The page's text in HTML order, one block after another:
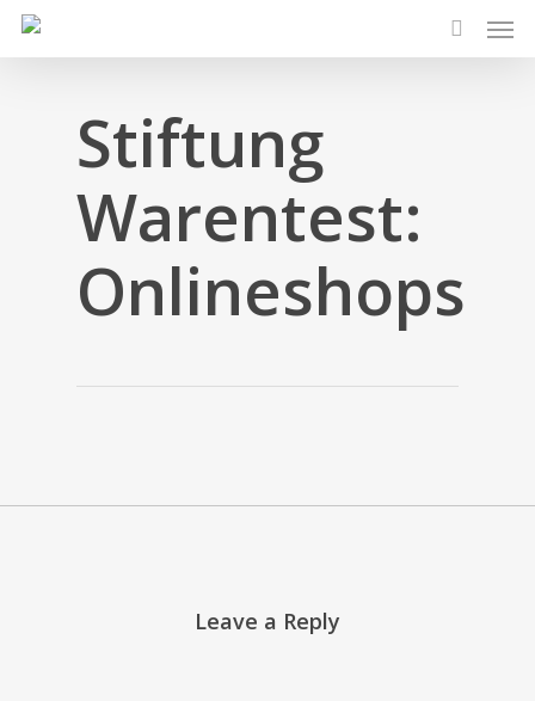
Skip
search
Stiftung
Warentest:
Onlineshops
Leave a Reply